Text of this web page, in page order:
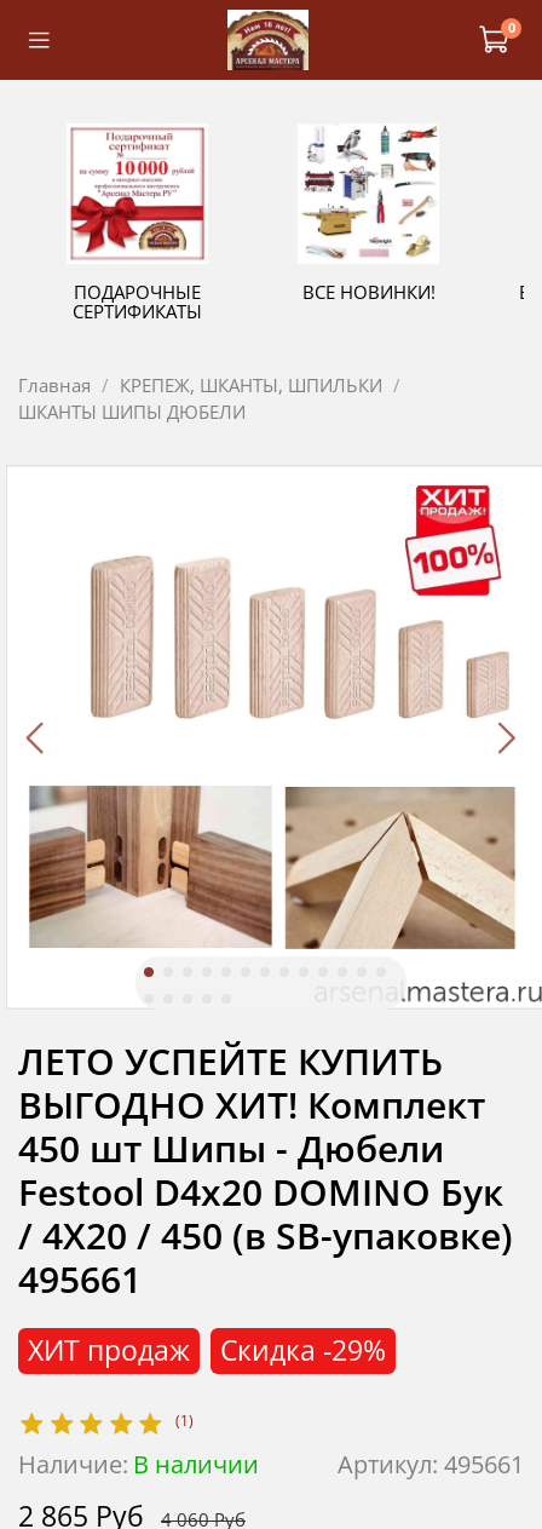
0
ПОДАРОЧНЫЕ
СЕРТИФИКАТЫ
ВСЕ НОВИНКИ!
Главная
КРЕПЕЖ, ШКАНТЫ, ШПИЛЬКИ
ШКАНТЫ ШИПЫ ДЮБЕЛИ
(1)
Артикул: 495661
Наличие: В наличии
ХИТ продаж Скидка -29%
ЛЕТО УСПЕЙТЕ КУПИТЬ
ВЫГОДНО ХИТ! Комплект
450 шт Шипы - Дюбели
Festool D4x20 DOMINO Бук
/ 4X20 / 450 (в SB-упаковке)
495661
2 865 Руб 4 060 Руб